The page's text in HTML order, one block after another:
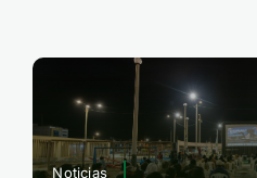
Noticias